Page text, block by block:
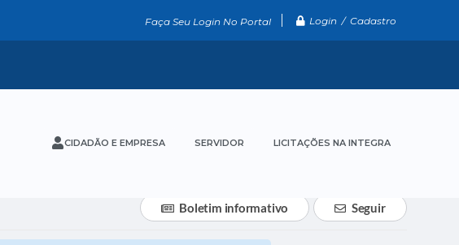
Faça Seu Login No Portal Login / Cadastro
CIDADÃO E EMPRESA SERVIDOR LICITAÇÕES NA INTEGRA
Seguir
Boletim informativo